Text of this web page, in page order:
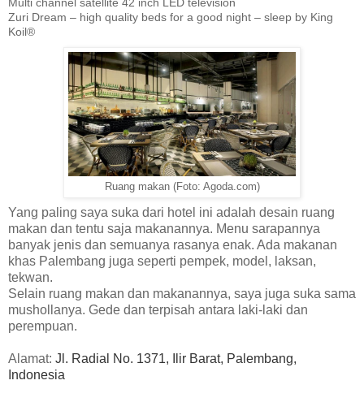
Zuri Dream – high quality beds for a good night – sleep by King
Koil®
Ruang makan (Foto: Agoda.com)
Yang paling saya suka dari hotel ini adalah desain ruang
makan dan tentu saja makanannya. Menu sarapannya
banyak jenis dan semuanya rasanya enak. Ada makanan
khas Palembang juga seperti pempek, model, laksan,
tekwan.
Selain ruang makan dan makanannya, saya juga suka sama
mushollanya. Gede dan terpisah antara laki-laki dan
perempuan.
Alamat: Jl. Radial No. 1371, Ilir Barat, Palembang,
Indonesia